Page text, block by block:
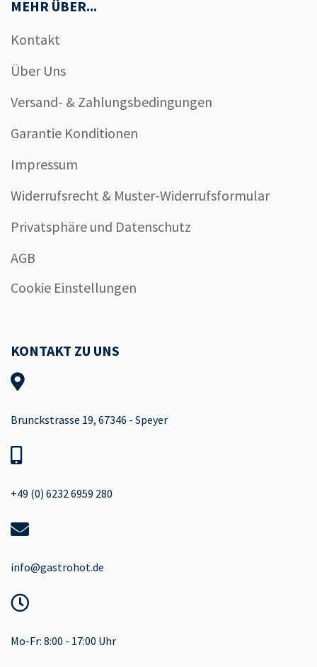
MEHR ÜBER...
Kontakt
Über Uns
Versand- & Zahlungsbedingungen
Garantie Konditionen
Impressum
Widerrufsrecht & Muster-Widerrufsformular
Privatsphäre und Datenschutz
AGB
Cookie Einstellungen
KONTAKT ZU UNS
Brunckstrasse 19, 67346 - Speyer
+49 (0) 6232 6959 280
info@gastrohot.de
Mo-Fr: 8:00 - 17:00 Uhr